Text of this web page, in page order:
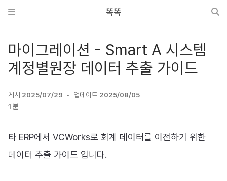
똑똑
마이그레이션 - Smart A 시스템
계정별원장 데이터 추출 가이드
게시 2025/07/29 업데이트 2025/08/05
1 분
타 ERP에서 VCWorks로 회계 데이터를 이전하기 위한
데이터 추출 가이드 입니다.